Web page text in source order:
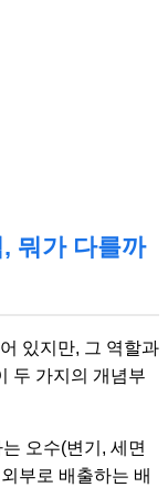
뭐가 다를까
있지만, 그 역할과
두 가지의 개념부
오수(변기, 세면
부로 배출하는 배